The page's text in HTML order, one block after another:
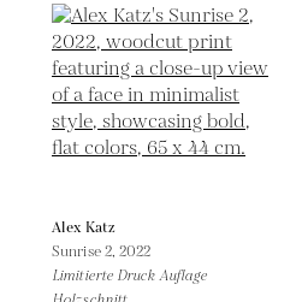
Alex Katz
Sunrise 2,2022
Limitierte Druck Auflage